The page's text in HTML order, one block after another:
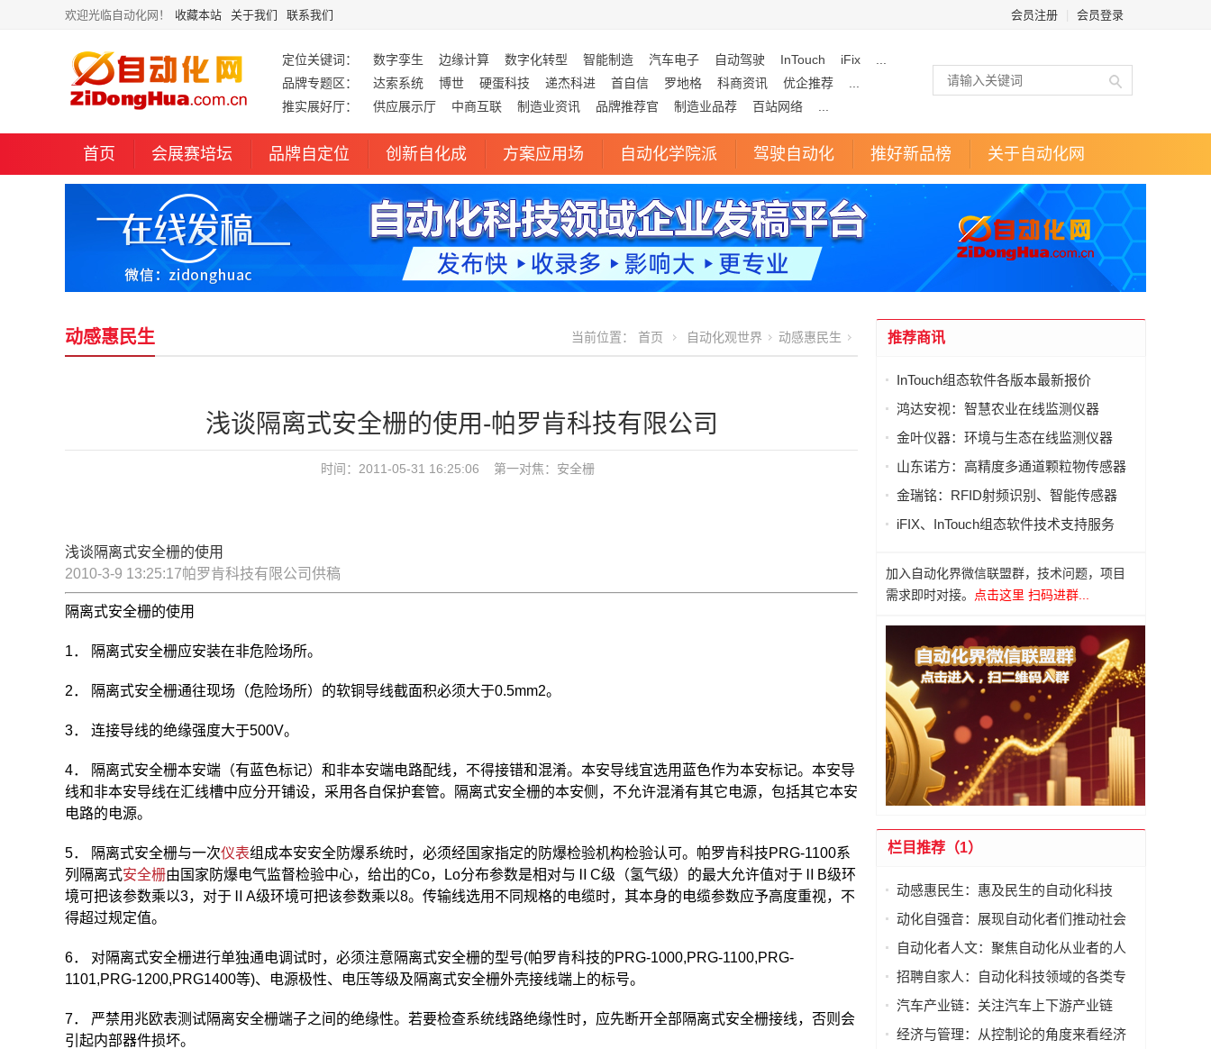
欢迎光临自动化网！ 收藏本站 关于我们 联系我们 会员注册 会员登录
定位关键词： 数字孪生 边缘计算 数字化转型 智能制造 汽车电子 自动驾驶 InTouch iFix
品牌专题区：
达索系统 博世 硬蛋科技 递杰科进 首自信 罗地格 科商资讯 优企推荐
推实展好厅：
供应展示厅 中商互联 制造业资讯 品牌推荐官 制造业品荐 百站网络
首页 会展赛培坛 品牌自定位 创新自化成 方案应用场 自动化学院派 驾驶自动化 推好新品榜 关于自动化网
动感惠民生 当前位置： 首页 自动化观世界 动感惠民生
浅谈隔离式安全栅的使用-帕罗肯科技有限公司
时间：2011-05-31 16:25:06 第一对焦： 安全栅
浅谈隔离式安全栅的使用
2010-3-9 13:25:17帕罗肯科技有限公司供稿
隔离式安全栅的使用
1． 隔离式安全栅应安装在非危险场所。
2． 隔离式安全栅通往现场（危险场所）的软铜导线截面积必须大于0.5mm2。
3． 连接导线的绝缘强度大于500V。
4． 隔离式安全栅本安端（有蓝色标记）和非本安端电路配线，不得接错和混淆。本安导线宜选用蓝色作为本安标记。本安导
线和非本安导线在汇线槽中应分开铺设，采用各自保护套管。隔离式安全栅的本安侧，不允许混淆有其它电源，包括其它本安
电路的电源。
5． 隔离式安全栅与一次仪表组成本安安全防爆系统时，必须经国家指定的防爆检验机构检验认可。帕罗肯科技PRG-1100系
列隔离式安全栅由国家防爆电气监督检验中心，给出的Co，Lo分布参数是相对与ⅡC级（氢气级）的最大允许值对于ⅡB级环
境可把该参数乘以3，对于ⅡA级环境可把该参数乘以8。传输线选用不同规格的电缆时，其本身的电缆参数应予高度重视，不
得超过规定值。
6． 对隔离式安全栅进行单独通电调试时，必须注意隔离式安全栅的型号(帕罗肯科技的PRG-1000,PRG-1100,PRG-
1101,PRG-1200,PRG1400等)、电源极性、电压等级及隔离式安全栅外壳接线端上的标号。
7． 严禁用兆欧表测试隔离安全栅端子之间的绝缘性。若要检查系统线路绝缘性时，应先断开全部隔离式安全栅接线，否则会
引起内部器件损坏。
推荐商讯
InTouch组态软件各版本最新报价
鸿达安视：智慧农业在线监测仪器
金叶仪器：环境与生态在线监测仪器
山东诺方：高精度多通道颗粒物传感器
金瑞铭：RFID射频识别、智能传感器
iFIX、InTouch组态软件技术支持服务
加入自动化界微信联盟群，技术问题，项目
需求即时对接。
点击这里 扫码进群...
栏目推荐（1）
动感惠民生：惠及民生的自动化科技
动化自强音：展现自动化者们推动社会
进步发出的响亮声音
自动化者人文：聚焦自动化从业者的人
文思考
招聘自家人：自动化科技领域的各类专
家及人才需求资讯
汽车产业链：关注汽车上下游产业链
经济与管理：从控制论的角度来看经济